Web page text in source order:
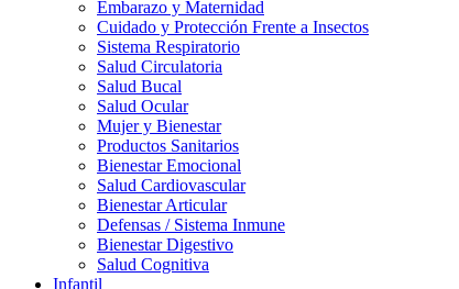
Embarazo y Maternidad
Cuidado y Protección Frente a Insectos
Sistema Respiratorio
Salud Circulatoria
Salud Bucal
Salud Ocular
Mujer y Bienestar
Productos Sanitarios
Bienestar Emocional
Salud Cardiovascular
Bienestar Articular
Defensas / Sistema Inmune
Bienestar Digestivo
Salud Cognitiva
Infantil